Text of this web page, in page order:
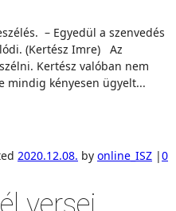
– Egyedül a szenvedés
(Kertész Imre) Az
Kertész valóban nem
mindig kényesen ügyelt...
2020.12.08. by online_ISZ |0